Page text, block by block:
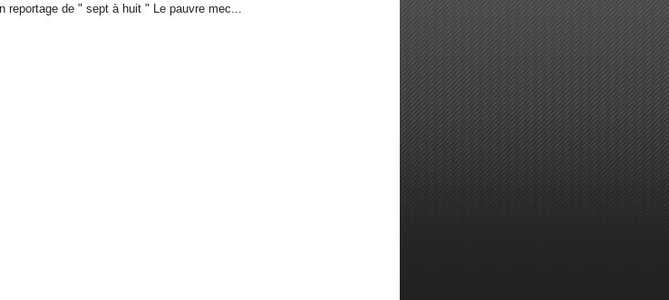
reportage de " sept à huit " Le pauvre mec...